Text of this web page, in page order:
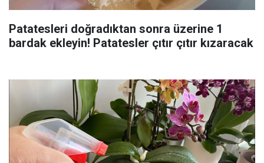
Patatesleri doğradıktan sonra üzerine 1
bardak ekleyin! Patatesler çıtır çıtır kızaracak